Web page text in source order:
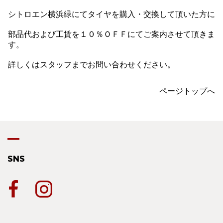
シトロエン横浜緑にてタイヤを購入・交換して頂いた方に
部品代および工賃を１０％ＯＦＦにてご案内させて頂きま
す。
詳しくはスタッフまでお問い合わせください。
ページトップへ
SNS